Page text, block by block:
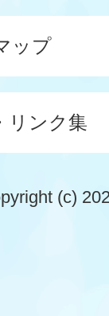
ップ
リンク集
(c)